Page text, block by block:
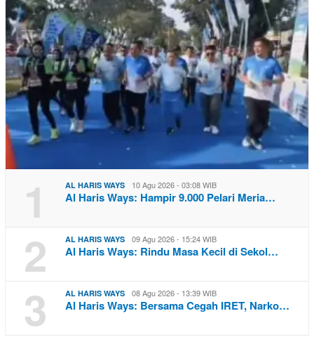
1 AL HARIS WAYS 10 Agu 2026 - 03:08 WIB
Al Haris Ways: Hampir 9.000 Pelari Meria…
2 AL HARIS WAYS 09 Agu 2026 - 15:24 WIB
Al Haris Ways: Rindu Masa Kecil di Sekol…
3 AL HARIS WAYS 08 Agu 2026 - 13:39 WIB
Al Haris Ways: Bersama Cegah IRET, Narko…